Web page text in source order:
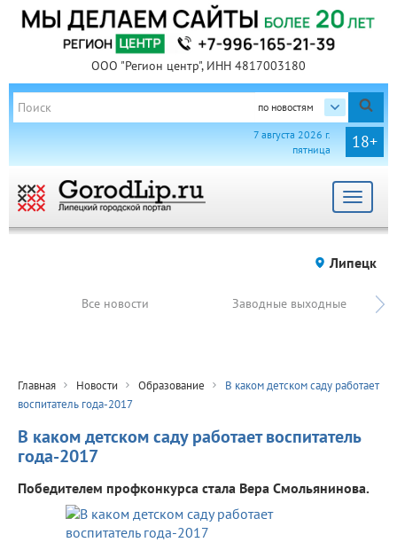
ООО "Регион центр", ИНН 4817003180
по новостям
18+
7 августа 2026 г.
пятница
Toggle
Липецк
Все новости Заводные выходные
Главная Новости Образование
В каком детском саду работает
воспитатель года-2017
В каком детском саду работает воспитатель
года-2017
Победителем профконкурса стала Вера Смольянинова.